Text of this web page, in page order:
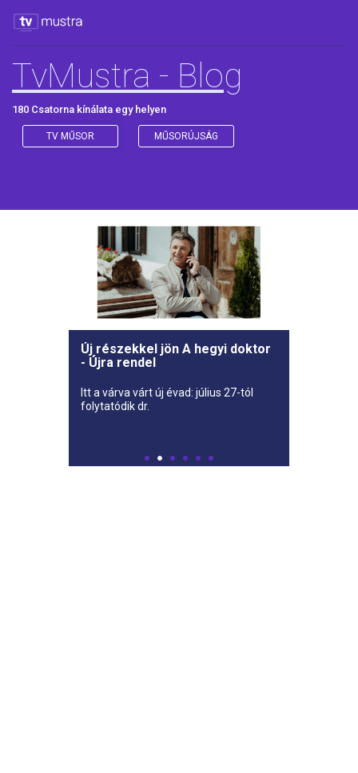
TvMustra - Blog
180 Csatorna kínálata egy helyen
TV MŰSOR MŰSORÚJSÁG
Új részekkel jön A hegyi doktor
- Újra rendel
Itt a várva várt új évad: július 27-tól
folytatódik dr.